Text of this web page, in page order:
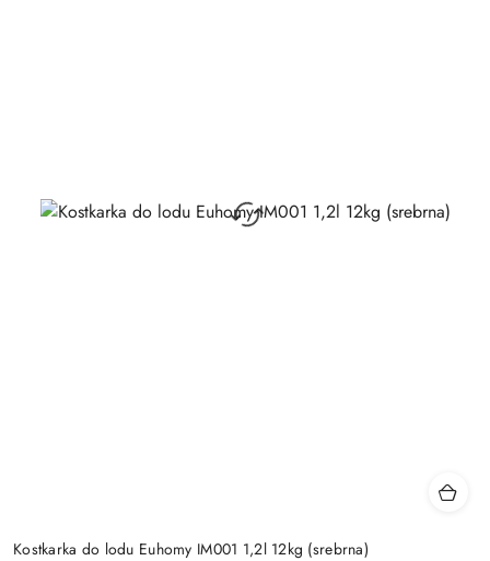
Kostkarka do lodu Euhomy IM001 1,2l 12kg (srebrna)